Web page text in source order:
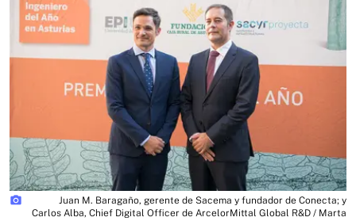
photo_camera
Juan M. Baragaño, gerente de Sacema y fundador de Conecta; y
Carlos Alba, Chief Digital Officer de ArcelorMittal Global R&D / Marta